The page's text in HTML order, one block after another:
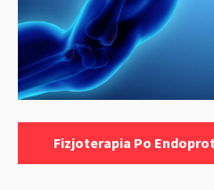
Fizjoterapia Po